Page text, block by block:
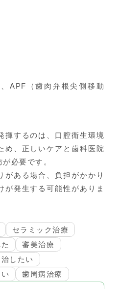
APF（歯肉弁根尖側移動
揮するのは、口腔衛生環境
め、正しいケアと歯科医院
必要です。
がある場合、負担がかかり
が発生する可能性がありま
セラミック治療
審美治療
したい
歯周病治療